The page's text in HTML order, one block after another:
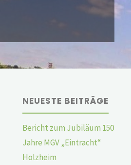
NEUESTE BEITRÄGE
Bericht zum Jubiläum 150
Jahre MGV „Eintracht“
Holzheim